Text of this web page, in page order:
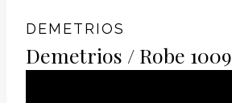
DEMETRIOS
Demetrios / Robe 1009